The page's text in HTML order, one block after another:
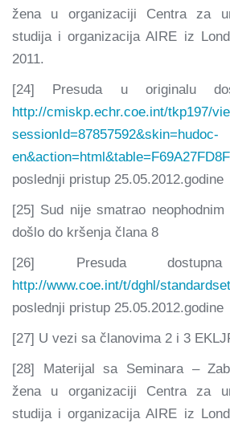
žena u organizaciji Centra za
studija i organizacija AIRE iz
2011.
[24] Presuda u originalu
http://cmiskp.echr.coe.int/tkp197/
sessionId=87857592&skin=hudoc-
poslednji pristup 25.05.2012.godine
[25] Sud nije smatrao
došlo do kršenja člana 8
[26] Presuda
http://www.coe.int/t/dghl/
poslednji pristup 25.05.2012.godine
[27] U vezi sa članovima 2 i 3
[28] Materijal sa Seminara –
žena u organizaciji Centra za
studija i organizacija AIRE iz